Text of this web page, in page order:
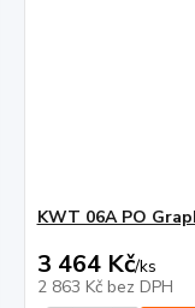
KWT 06A PO
3 464 Kč/ks
2 863 Kč bez DPH